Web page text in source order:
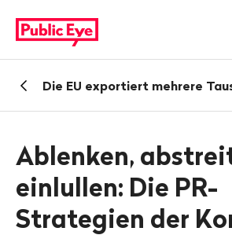
auf
publiceye.ch
ZurückDie EU exportiert mehrere Tausend Tonnen «Bienenkiller», die auf ihrem Boden
Ablenken,
einlullen: Die PR-
Strategien der